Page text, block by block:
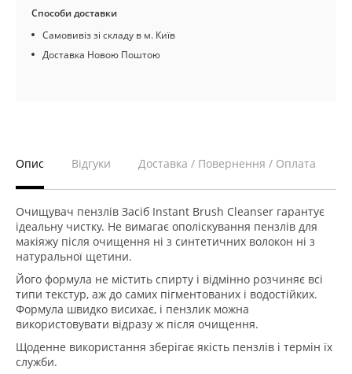
Способи доставки
Самовивіз зі складу в м. Київ
Доставка Новою Поштою
Опис Відгуки Доставка / Повернення / Оплата
Очищувач пензлів Засіб Instant Brush Cleanser гарантує
ідеальну чистку. Не вимагає ополіскування пензлів для
макіяжу після очищення ні з синтетичних волокон ні з
натуральної щетини.
Його формула не містить спирту і відмінно розчиняє всі
типи текстур, аж до самих пігментованих і водостійких.
Формула швидко висихає, і пензлик можна
використовувати відразу ж після очищення.
Щоденне використання зберігає якість пензлів і термін їх
служби.